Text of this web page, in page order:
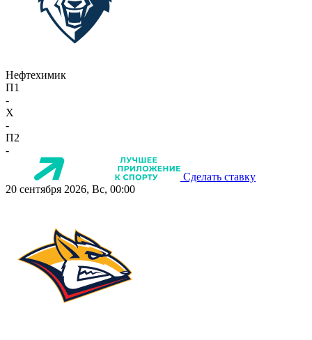
Нефтехимик
П1
-
X
-
П2
-
Сделать ставку
20 сентября 2026, Вс, 00:00